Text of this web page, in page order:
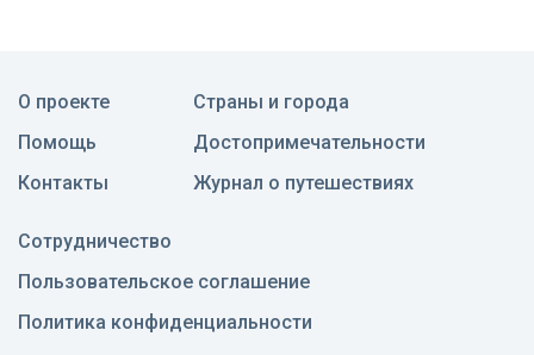
О проекте
Помощь
Контакты
Страны и города
Достопримечательности
Журнал о путешествиях
Сотрудничество
Пользовательское соглашение
Политика конфиденциальности